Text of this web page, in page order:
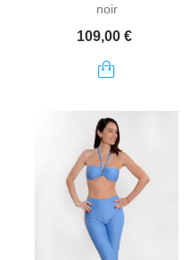
noir
Prix
109,00 €